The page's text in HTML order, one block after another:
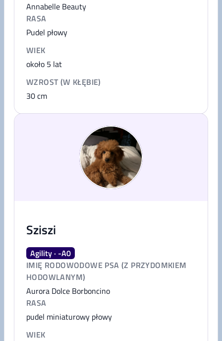
Annabelle Beauty
RASA
Pudel płowy
WIEK
około 5 lat
WZROST (W KŁĘBIE)
30cm
Sziszi
Agility · -A0
IMIĘ RODOWODOWE PSA (Z PRZYDOMKIEM
HODOWLANYM)
Aurora Dolce Borboncino
RASA
pudel miniaturowy płowy
WIEK